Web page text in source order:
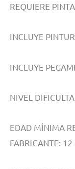
REQUIERE
INCLUYE
INCLUYE
NIVEL
EDAD MÍNIMA
FABRICANTE: 12